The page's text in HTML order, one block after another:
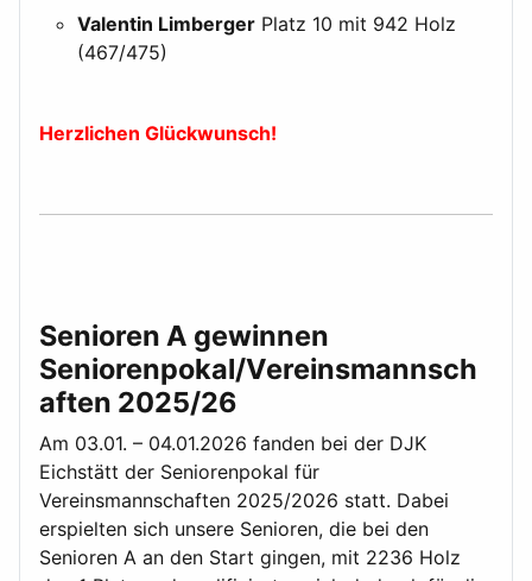
Valentin Limberger Platz 10 mit 942 Holz
(467/475)
Herzlichen Glückwunsch!
Senioren A gewinnen
Seniorenpokal/Vereinsmannsch
aften 2025/26
Am 03.01. – 04.01.2026 fanden bei der DJK
Eichstätt der Seniorenpokal für
Vereinsmannschaften 2025/2026 statt. Dabei
erspielten sich unsere Senioren, die bei den
Senioren A an den Start gingen, mit 2236 Holz